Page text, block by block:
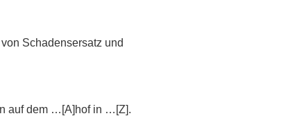
Schadensersatz und
auf dem …[A]hof in …[Z].